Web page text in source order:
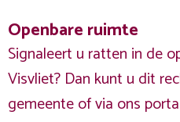
Openbare ruimte
Signaleert u ratten in de
Visvliet? Dan kunt u dit
gemeente of via ons